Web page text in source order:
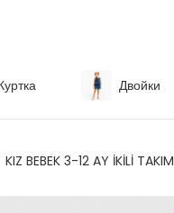
Двойки
KIZ BEBEK 3-12 AY İKİLİ TAKIM